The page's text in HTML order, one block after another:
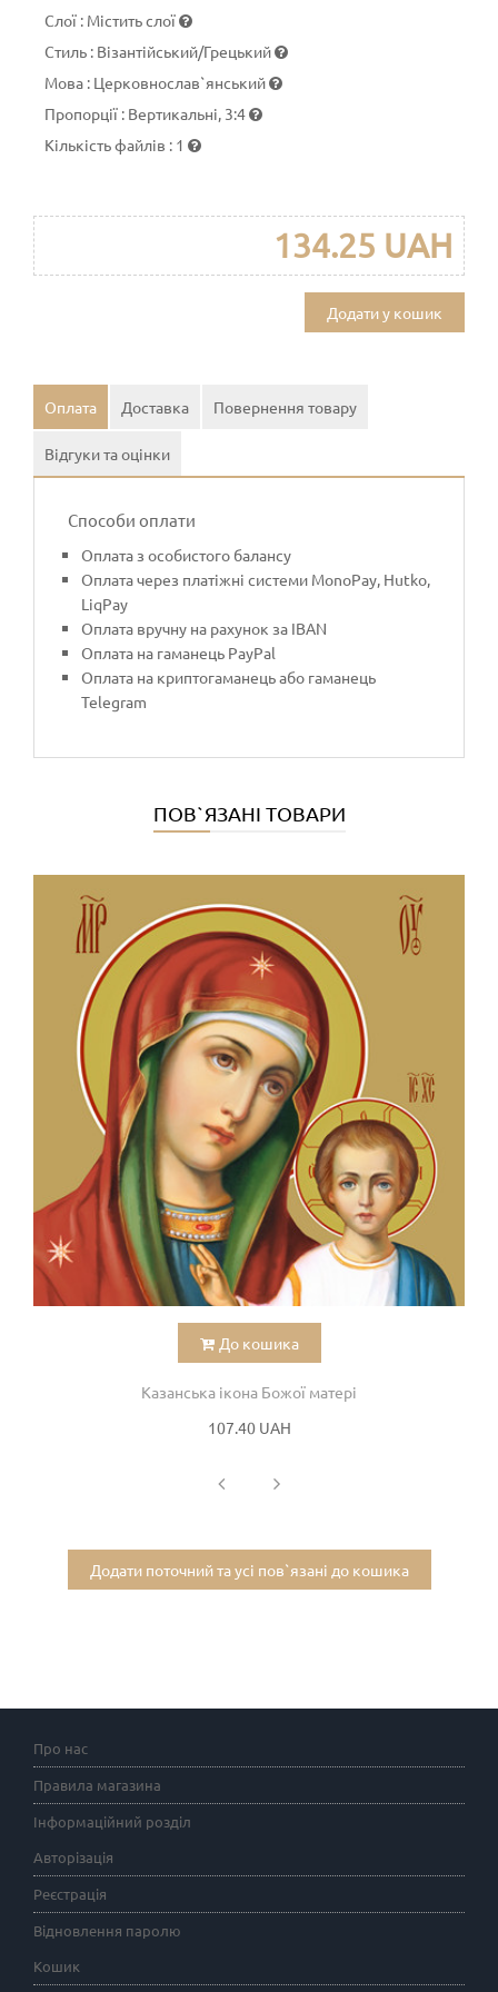
Слої : Містить слої
Стиль : Візантійський/Грецький
Мова : Церковнослав`янський
Пропорції : Вертикальні, 3:4
Кількість файлів : 1
134.25 UAH
Додати у кошик
Оплата Доставка Повернення товару
Відгуки та оцінки
Способи оплати
Оплата з особистого балансу
Оплата через платіжні системи MonoPay, Hutko,
LiqPay
Оплата вручну на рахунок за IBAN
Оплата на гаманець PayPal
Оплата на криптогаманець або гаманець
Telegram
ПОВ`ЯЗАНІ ТОВАРИ
До кошика
Казанська ікона Божої матері
107.40 UAH
Додати поточний та усі пов`язані до кошика
Про нас
Правила магазина
Інформаційний розділ
Авторізація
Реєстрація
Відновлення паролю
Кошик